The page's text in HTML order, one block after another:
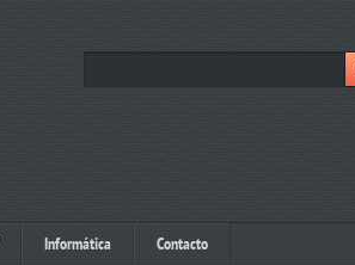
Informática Contacto